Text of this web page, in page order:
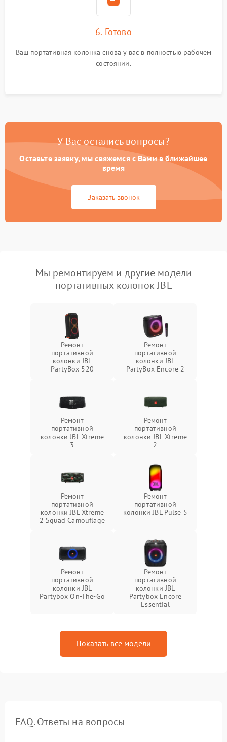
6. Готово
Ваш портативная колонка снова у вас в полностью рабочем
состоянии.
У Вас остались вопросы?
Оставьте заявку, мы свяжемся с Вами в ближайшее
время
Заказать звонок
Мы ремонтируем и другие модели
портативных колонок JBL
Ремонт
портативной
колонки JBL
PartyBox 520
Ремонт
портативной
колонки JBL
PartyBox Encore 2
Ремонт
портативной
колонки JBL Xtreme
3
Ремонт
портативной
колонки JBL Xtreme
2
Ремонт
портативной
колонки JBL Xtreme
2 Squad Camouflage
Ремонт
портативной
колонки JBL Pulse 5
Ремонт
портативной
колонки JBL
Partybox On-The-Go
Ремонт
портативной
колонки JBL
Partybox Encore
Essential
Показать все модели
FAQ. Ответы на вопросы